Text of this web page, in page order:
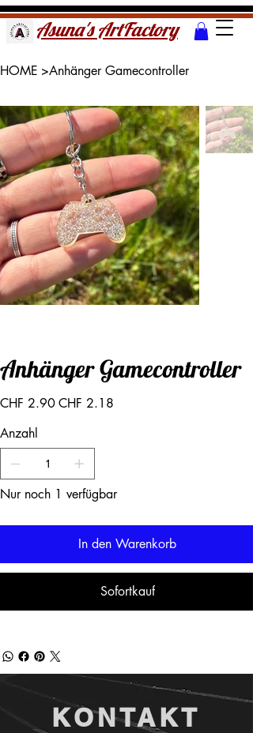
Asuna's ArtFactory
HOME >Anhänger Gamecontroller
Anhänger Gamecontroller
Ursprünglicher
Preis
CHF 2.90 Angebotspreis
CHF 2.18
Anzahl
Nur noch 1 verfügbar
In den Warenkorb
Sofortkauf
KONTAKT